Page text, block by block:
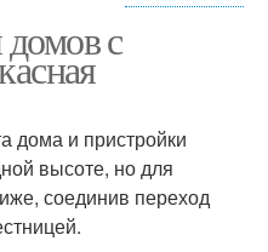
Крыши для пристройки
Вальмовые крыши
с
дома и пристройки
высоте, но для
соединив переход